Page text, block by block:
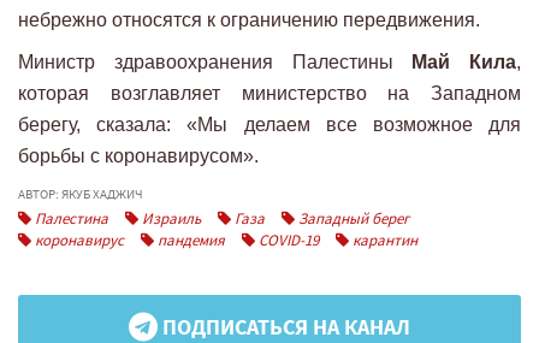
небрежно относятся к ограничению передвижения.
Министр здравоохранения Палестины Май Кила,
которая возглавляет министерство на Западном
берегу, сказала: «Мы делаем все возможное для
борьбы с коронавирусом».
АВТОР: ЯКУБ ХАДЖИЧ
Палестина Израиль Газа
Западный берег
коронавирус
пандемия COVID-19 карантин
ПОДПИСАТЬСЯ НА КАНАЛ